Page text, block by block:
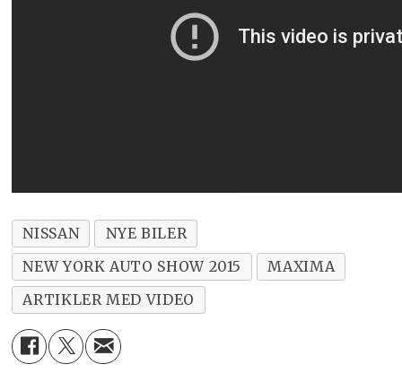
NISSAN
NYE BILER
NEW YORK AUTO SHOW 2015
MAXIMA
ARTIKLER MED VIDEO